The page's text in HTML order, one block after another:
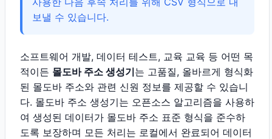
보낼 수 있습니다.
소프트웨어 개발, 데이터 테스트, 교육 교육 등 어떤 목
적이든 몰도바 주소 생성기는 고품질, 올바르게 형식화
된 몰도바 주소와 관련 신원 정보를 제공할 수 있습니
다. 몰도바 주소 생성기는 오픈소스 알고리즘을 사용하
여 생성된 데이터가 몰도바 주소 표준 형식을 준수하
도록 보장하며 모든 처리는 로컬에서 완료되어 데이터